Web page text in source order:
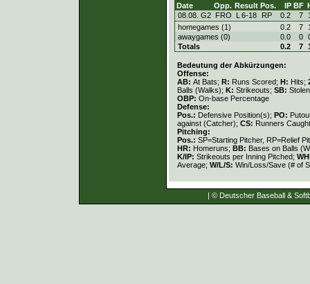
Date Opp. Result Pos. IP BF
08.08. G2 FRO L 6-18 RP 0.2 7
homegames (1)
0.2 7
awaygames (0)
0.0 0
Totals
0.2 7
Bedeutung der Abkürzungen:
Offense:
AB: At Bats; R: Runs Scored; H: Hits;
Balls (Walks); K: Strikeouts; SB:
OBP: On-base Percentage
Defense:
Pos.: Defensive Position(s); PO:
against (Catcher); CS: Runners
Pitching:
Pos.: SP=Starting Pitcher, RP=Relief
HR: Homeruns; BB: Bases on Balls
K/IP: Strikeouts per Inning Pitched;
Average; W/L/S: Win/Loss/Save (# of
| © Deutscher Baseball &